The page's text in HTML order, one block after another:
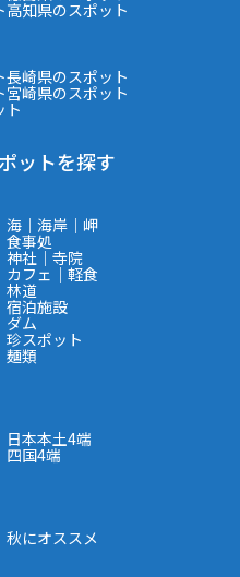
高知県のスポット
長崎県のスポット
宮崎県のスポット
ト
ットを探す
海｜海岸｜岬
食事処
神社｜寺院
カフェ｜軽食
林道
宿泊施設
ダム
珍スポット
麺類
日本本土4端
四国4端
秋にオススメ